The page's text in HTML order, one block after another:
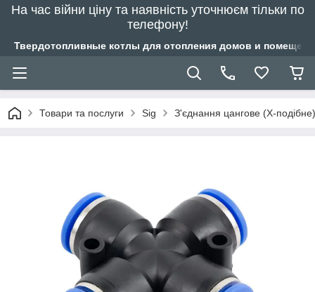
На час війни ціну та наявність уточнюєм тільки по
телефону!
Твердотопливные котлы для отопления домов и
Товари та послуги Sig З'єднання цангове (Х-